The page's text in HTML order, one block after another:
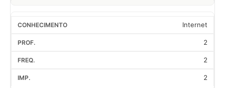
Internet
2
2
2